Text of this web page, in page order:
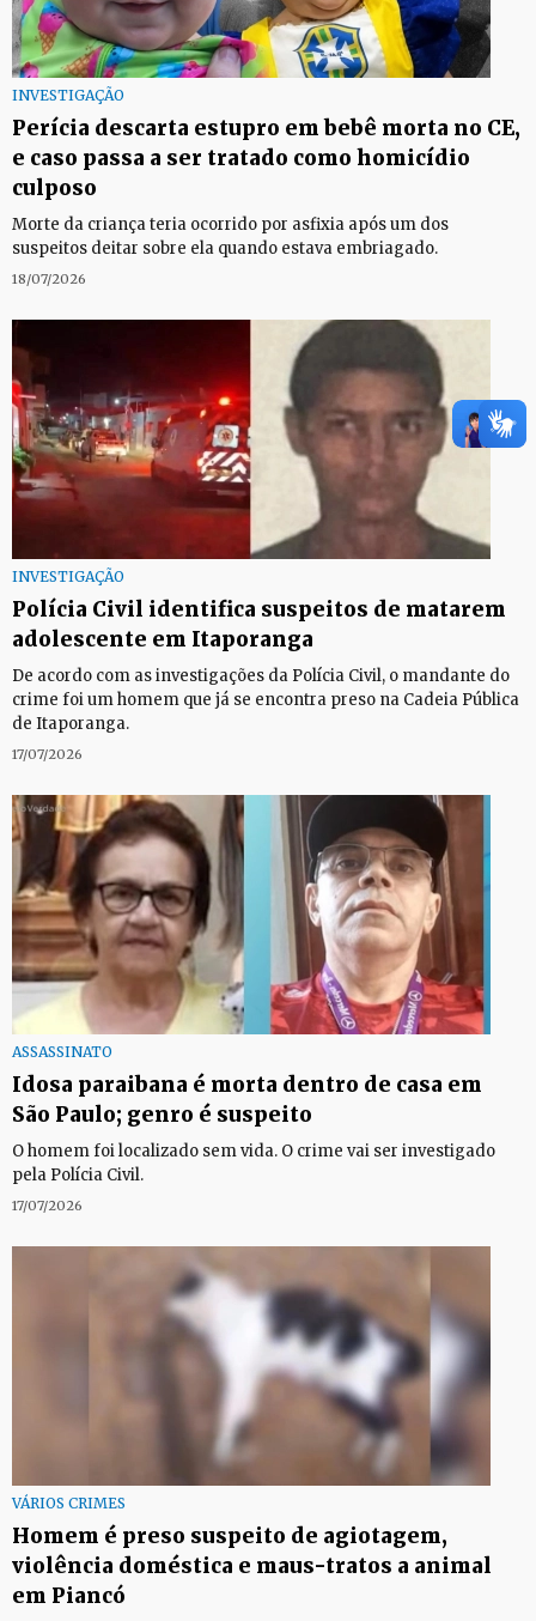
INVESTIGAÇÃO
Perícia descarta estupro em bebê morta no CE,
e caso passa a ser tratado como homicídio
culposo
Morte da criança teria ocorrido por asfixia após um dos
suspeitos deitar sobre ela quando estava embriagado.
18/07/2026
INVESTIGAÇÃO
Polícia Civil identifica suspeitos de matarem
adolescente em Itaporanga
De acordo com as investigações da Polícia Civil, o mandante do
crime foi um homem que já se encontra preso na Cadeia Pública
de Itaporanga.
17/07/2026
ASSASSINATO
Idosa paraibana é morta dentro de casa em
São Paulo; genro é suspeito
O homem foi localizado sem vida. O crime vai ser investigado
pela Polícia Civil.
17/07/2026
VÁRIOS CRIMES
Homem é preso suspeito de agiotagem,
violência doméstica e maus-tratos a animal
em Piancó